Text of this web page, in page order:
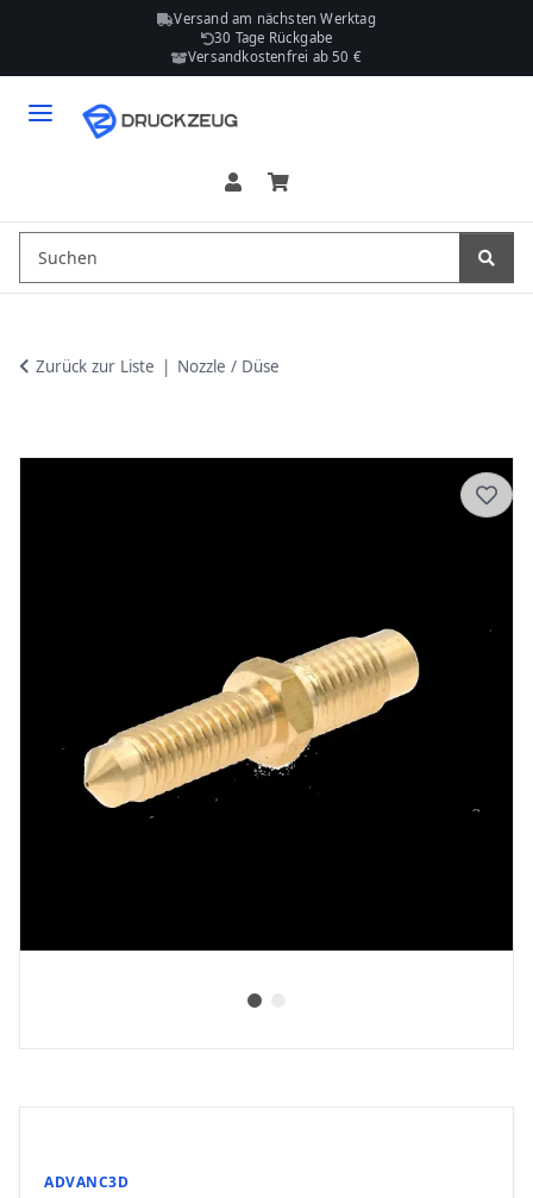
Versand am nächsten Werktag
30 Tage Rückgabe
Versandkostenfrei ab 50 €
Zurück zur Liste Nozzle / Düse
ADVANC3D